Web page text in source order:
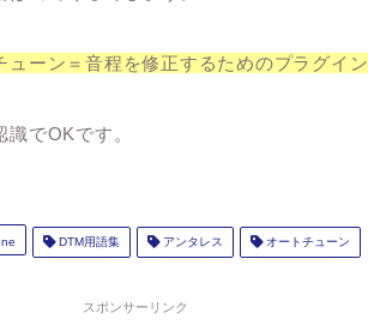
ューン＝音程を修正するためのプラグイン
識でOKです。
DTM用語集 アンタレス オートチューン
スポンサーリンク